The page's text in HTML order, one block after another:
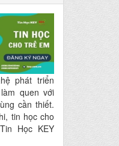
phát triển
quen với
cần thiết.
tin học cho
Học KEY